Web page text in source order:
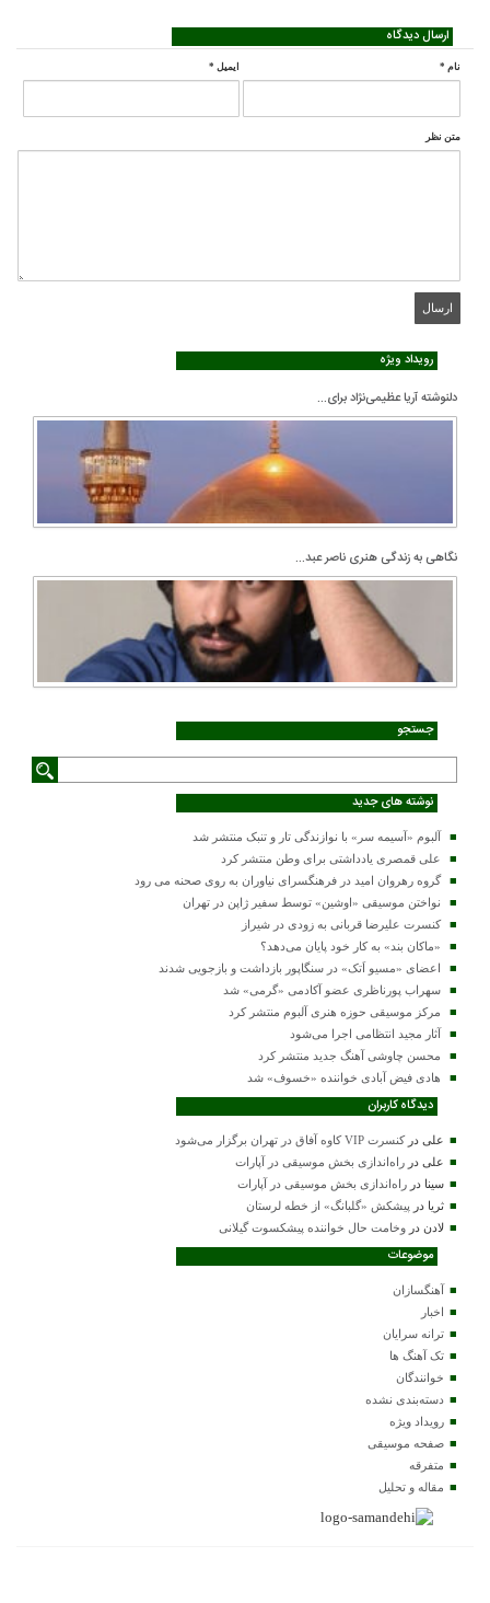
ارسال دیدگاه
نام * ایمیل *
متن نظر
رویداد ویژه
دلنوشته آریا عظیمی‌نژاد برای...
نگاهی به زندگی هنری ناصر عبد...
جستجو
نوشته های جدید
آلبوم «آسیمه سر» با نوازندگی تار و تنبک منتشر شد
علی قمصری یادداشتی برای وطن منتشر کرد
گروه رهروان امید در فرهنگسرای نیاوران به روی صحنه می رود
نواختن موسیقی «اوشین» توسط سفیر ژاپن در تهران
کنسرت علیرضا قربانی به زودی در شیراز
«ماکان بند» به کار خود پایان می‌دهد؟
اعضای «مسیو اَتک» در سنگاپور بازداشت و بازجویی شدند
سهراب پورناظری عضو آکادمی «گرمی» شد
مرکز موسیقی حوزه هنری آلبوم منتشر کرد
آثار مجید انتظامی اجرا می‌شود
محسن چاوشی آهنگ جدید منتشر کرد
هادی فیض آبادی خواننده «خسوف» شد
دیدگاه کاربران
علی درکنسرت VIP کاوه آفاق در تهران برگزار می‌شود
علی در راه‌اندازی بخش موسیقی در آپارات
سینا در راه‌اندازی بخش موسیقی در آپارات
ثریا در پیشکش «گلبانگ» از خطه لرستان
لادن در وخامت حال خواننده پیشکسوت گیلانی
موضوعات
آهنگسازان
اخبار
ترانه سرایان
تک آهنگ ها
خوانندگان
دسته‌بندی نشده
رویداد ویژه
صفحه موسیقی
متفرقه
مقاله و تحلیل